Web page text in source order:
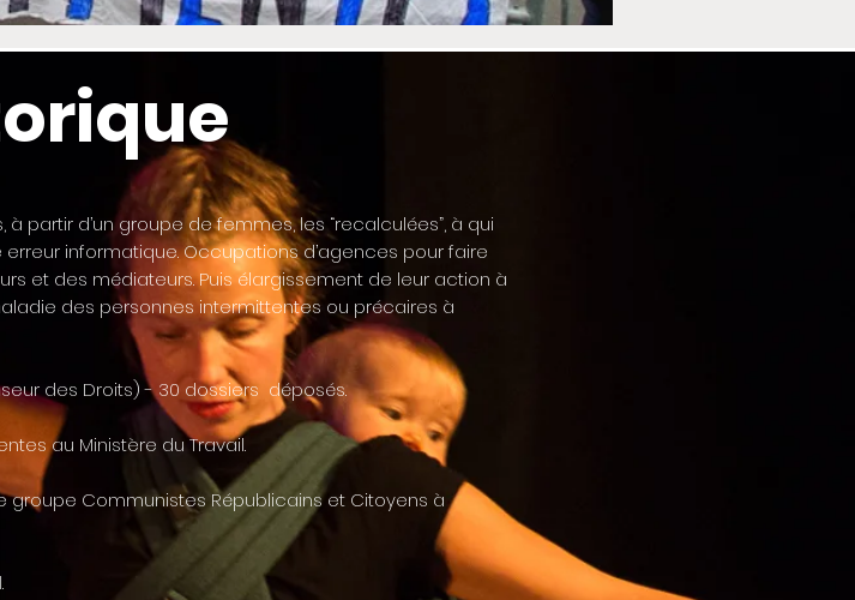
partir d’un groupe de femmes, les “recalculées”, à qui
informatique. Occupations d’agences pour faire
et des médiateurs. Puis élargissement de leur action à
des personnes intermittentes ou précaires à
des Droits) - 30 dossiers déposés.
au Ministère du Travail.
groupe Communistes Républicains et Citoyens à